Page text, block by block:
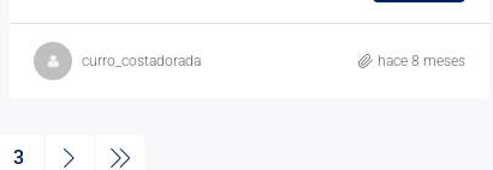
curro_costadorada hace 8 meses
3